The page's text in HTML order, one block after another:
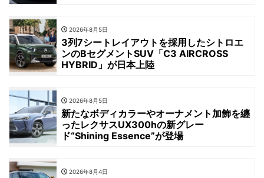
2026年8月5日
3列7シートレイアウトを採用したシトロエ
ンのBセグメントSUV「C3 AIRCROSS
HYBRID」が日本上陸
2026年8月5日
新たなボディカラーやオーナメント加飾を纏
ったレクサスUX300hの新グレー
ド“Shining Essence”が登場
2026年8月4日